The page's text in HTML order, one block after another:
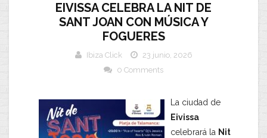
EIVISSA CELEBRA LA NIT DE
SANT JOAN CON MÚSICA Y
FOGUERES
Ibiza Click
23 junio, 2026
0 Comments
La ciudad de
Eivissa
celebrará la Nit